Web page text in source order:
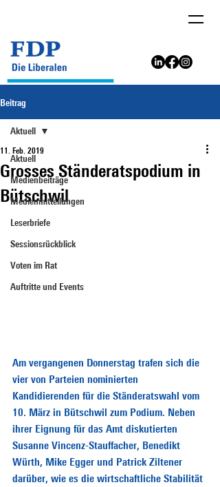
Beitrag
Aktuell
Medienbeiträge
Medienmitteilungen
Leserbriefe
Sessionsrückblick
Voten im Rat
Auftritte und Events
Aktuell
Grosses Ständeratspodium in
Bütschwil
11. Feb. 2019
Am vergangenen Donnerstag trafen sich die
vier von Parteien nominierten
Kandidierenden für die Ständeratswahl vom
10. März in Bütschwil zum Podium. Neben
ihrer Eignung für das Amt diskutierten
Susanne Vincenz-Stauffacher, Benedikt
Würth, Mike Egger und Patrick Ziltener
darüber, wie es die wirtschaftliche Stabilität